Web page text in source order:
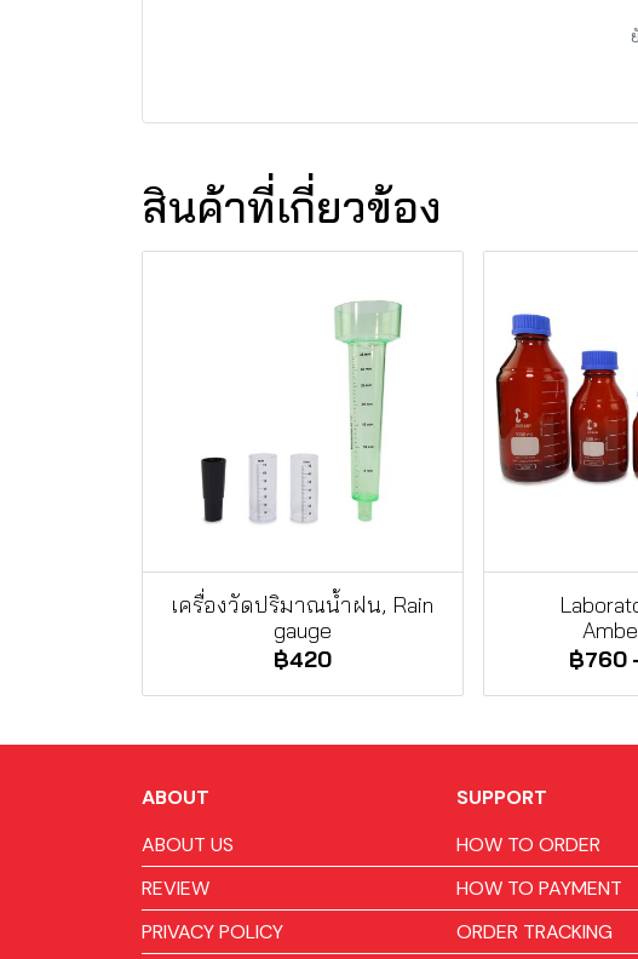
สินค้าที่เกี่ยวข้อง
เครื่องวัดปริมาณน้ำฝน, Rain
gauge
฿420
฿760
ABOUT
ABOUT US
REVIEW
PRIVACY POLICY
SUPPORT
HOW TO ORDER
HOW TO PAYMENT
ORDER TRACKING